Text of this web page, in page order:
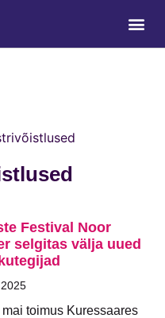
Festival Noor
selgitas välja uued
mai toimus Kuressaares